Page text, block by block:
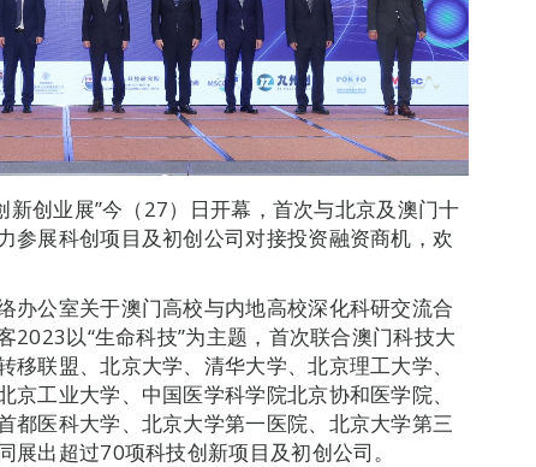
创业展”今（27）日开幕，首次与北京及澳门十
参展科创项目及初创公司对接投资融资商机，欢
办公室关于澳门高校与内地高校深化科研交流合
2023以“生命科技”为主题，首次联合澳门科技大
联盟、北京大学、清华大学、北京理工大学、
工业大学、中国医学科学院北京协和医学院、
都医科大学、北京大学第一医院、北京大学第三
出超过70项科技创新项目及初创公司。